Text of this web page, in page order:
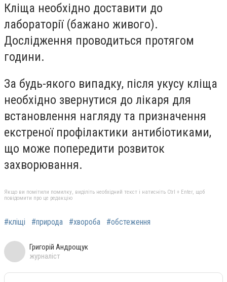
Кліща необхідно доставити до
лабораторії (бажано живого).
Дослідження проводиться протягом
години.
За будь-якого випадку, після укусу кліща
необхідно звернутися до лікаря для
встановлення нагляду та призначення
екстреної профілактики антибіотиками,
що може попередити розвиток
захворювання.
Якщо ви помітили помилку, виділіть необхідний текст і натисніть Ctrl + Enter, щоб
повідомити про це редакцію
#кліщі #природа #хвороба #обстеження
Григорій Андрощук
журналіст